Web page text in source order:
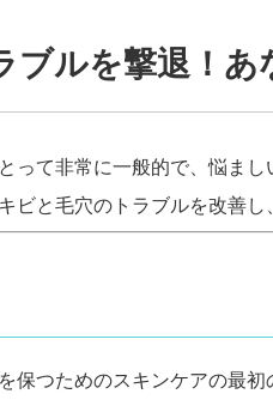
ブルを撃退！
って非常に一般的で、悩ま
ビと毛穴のトラブルを改善
保つためのスキンケアの最